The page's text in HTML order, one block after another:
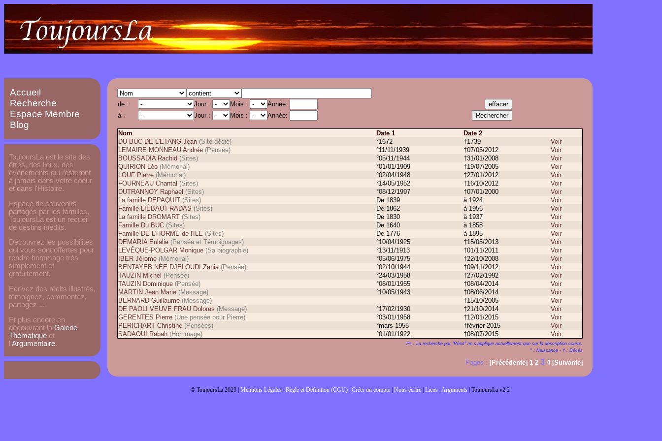
Accueil
Recherche
Espace Membre
Blog
ToujoursLa est le site des
êtres, des lieux, des
évènements qui resteront
à jamais dans votre coeur
et dans l'Histoire.
Espace de souvenirs
partagés par les familles,
ToujoursLa est un recueil
de destins inédits.
Découvrez les possibilités
qui vous sont offertes pour
rendre hommage très
simplement et
gratuitement.
Ecrivez des récits illustrés,
témoignez, commentez,
partagez ...
Et plus encore en
découvrant la Galerie
Thématique et
l'Argumentaire.
de : Jour : Mois :
Année:
à :
Jour : Mois : Année:
Nom Date 1
Date 2
DU BUC DE L'ETANG Jean (Site dédié) °1672 †1739
Voir
LEMAIRE MONNEAU Andrée (Pensée) °11/11/1939 †07/05/2012
Voir
BOUSSADIA Rachid (Sites) °05/11/1944 †31/01/2008
Voir
QUIRION Léo (Mémorial) °01/01/1909 †19/07/2005
Voir
LOUF Pierre (Mémorial) °02/04/1948 †27/01/2012
Voir
FOURNEAU Chantal (Sites) °14/05/1952 †16/10/2012
Voir
DUTRANNOY Raphael (Sites) °08/12/1997 †07/01/2000
Voir
La famille DEPAQUIT (Sites) De 1839 à 1924
Voir
Famille LIÉBAUT-RADAS (Sites) De 1862 à 1956
Voir
La famille DROMART (Sites) De 1830 à 1937
Voir
Famille Du BUC (Sites) De 1640 à 1858
Voir
Famille DE L'HORME de l'ILE (Sites) De 1776 à 1895
Voir
DEMARIA Eulalie (Pensée et Témoignages) °10/04/1925 †15/05/2013
Voir
LEVÊQUE-POLGAR Monique (Sa biographie) °13/11/1913 †01/11/2011
Voir
IBER Jérome (Mémorial) °05/06/1975 †22/10/2008
Voir
BENTAYEB NÉE DJELOUDI Zahia(Pensée) °02/10/1944 †09/11/2012
Voir
TAUZIN Michel (Pensée) °24/03/1958 †27/02/1992
Voir
TAUZIN Dominique (Pensée) °08/01/1955 †08/04/2014
Voir
MARTIN Jean Marie (Message) °10/05/1943 †08/06/2014
Voir
BERNARD Guillaume (Message) †15/10/2005
Voir
DE PAOLI VEUVE FRAU Dolores (Message) °17/02/1930 †21/10/2014
Voir
GERENTES Pierre (Une pensée pour Pierre) °03/01/1958 †12/01/2015
Voir
PERICHART Christine (Pensées) °mars 1955 †février 2015
Voir
SADAOUI Rabah (Hommage) °01/01/1922 †08/07/2015 Voir
Ps : La recherche par "Récit" ne s'applique actuellement que sur la description courte.
° : Naissance - † : Décès
Pages : [Précédente] 1 2 3 4 [Suivante]
© ToujoursLa 2023 | Mentions Légales| Règle et Définition (CGU)| Créer un compte| Nous écrire| Liens| Arguments| ToujoursLa v2.2